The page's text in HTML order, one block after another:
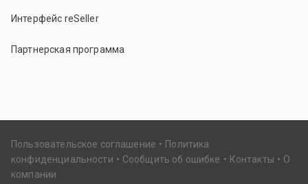
Интерфейс reSeller
Партнерская программа
Пользовательское соглашение
Политика
конфиденциальности
Сообщить об ошибке Контакты
О
компании